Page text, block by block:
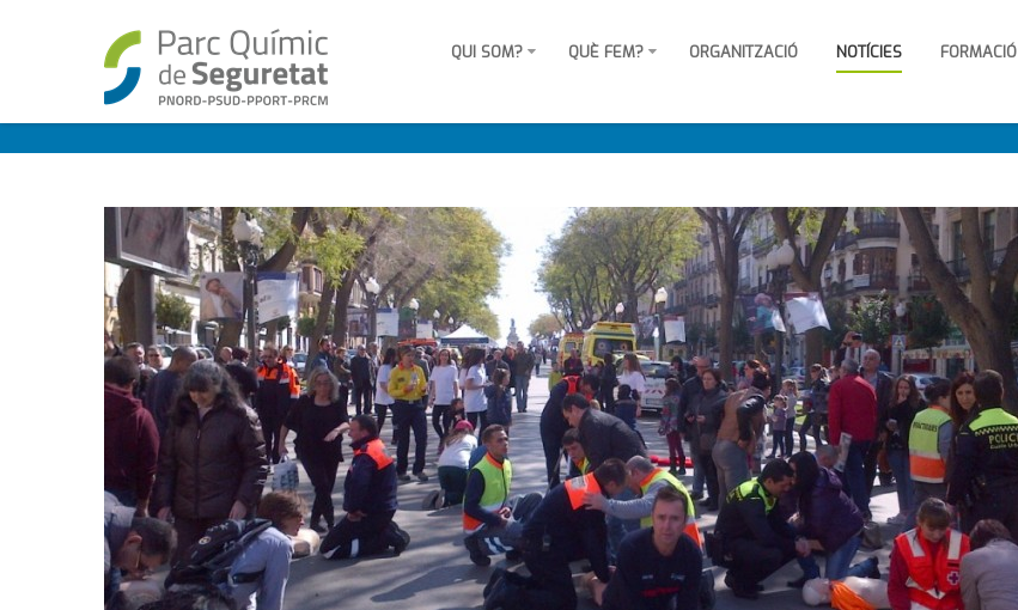
QUI SOM? QUÈ FEM? ORGANITZACIÓ NOTÍCIES FORMACIÓ
Posts tagged parc quimic